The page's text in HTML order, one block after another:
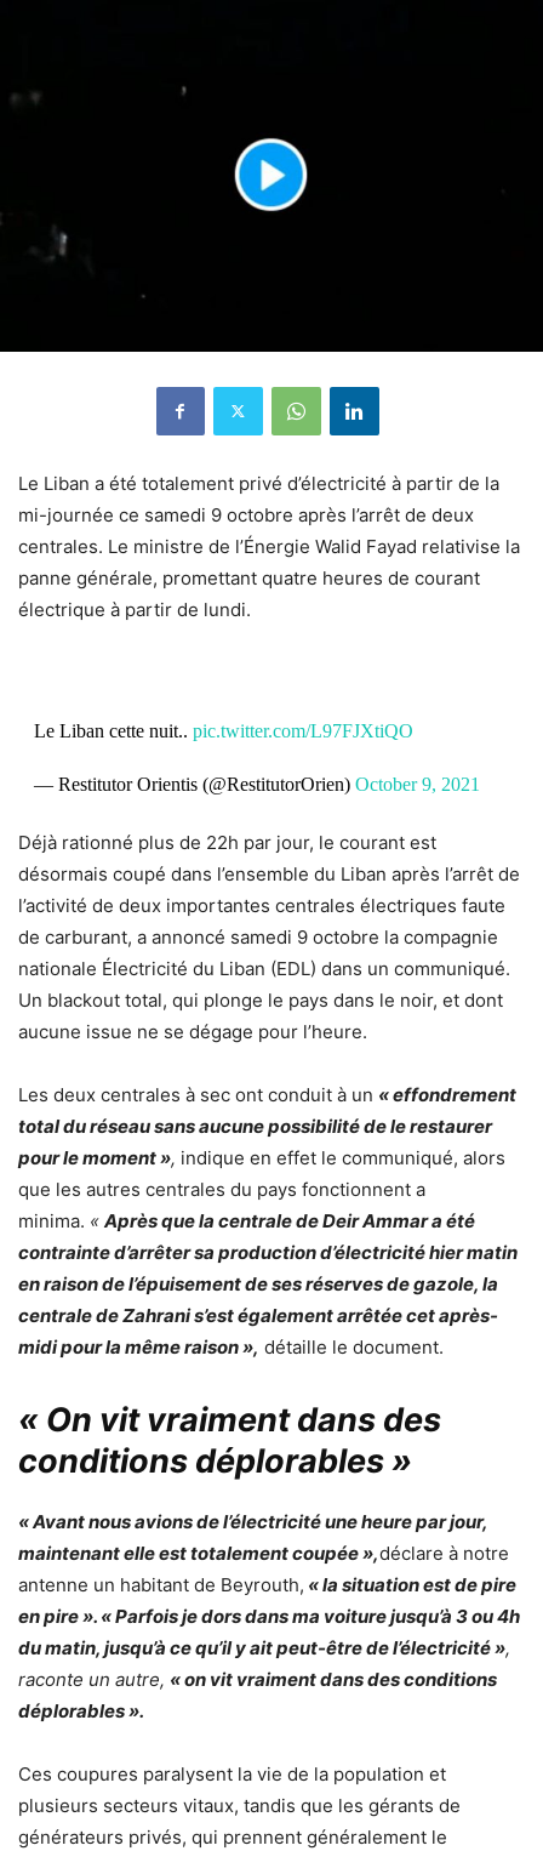
Le Liban a été totalement privé d’électricité à partir de la
mi-journée ce samedi 9 octobre après l’arrêt de deux
centrales. Le ministre de l’Énergie Walid Fayad relativise la
panne générale, promettant quatre heures de courant
électrique à partir de lundi.
Le Liban cette nuit.. pic.twitter.com/L97FJXtiQO
— Restitutor Orientis (@RestitutorOrien) October 9, 2021
Déjà rationné plus de 22h par jour, le courant est
désormais coupé dans l’ensemble du Liban après l’arrêt de
l’activité de deux importantes centrales électriques faute
de carburant, a annoncé samedi 9 octobre la compagnie
nationale Électricité du Liban (EDL) dans un communiqué.
Un blackout total, qui plonge le pays dans le noir, et dont
aucune issue ne se dégage pour l’heure.
Les deux centrales à sec ont conduit à un « effondrement
total du réseau sans aucune possibilité de le restaurer
pour le moment », indique en effet le communiqué, alors
que les autres centrales du pays fonctionnent a
minima. « Après que la centrale de Deir Ammar a été
contrainte d’arrêter sa production d’électricité hier matin
en raison de l’épuisement de ses réserves de gazole, la
centrale de Zahrani s’est également arrêtée cet après-
midi pour la même raison », détaille le document.
« On vit vraiment dans des
conditions déplorables »
« Avant nous avions de l’électricité une heure par jour,
maintenant elle est totalement coupée »,déclare à notre
antenne un habitant de Beyrouth, « la situation est de pire
en pire ». « Parfois je dors dans ma voiture jusqu’à 3 ou 4h
du matin, jusqu’à ce qu’il y ait peut-être de l’électricité »,
raconte un autre, « on vit vraiment dans des conditions
déplorables ».
Ces coupures paralysent la vie de la population et
plusieurs secteurs vitaux, tandis que les gérants de
générateurs privés, qui prennent généralement le